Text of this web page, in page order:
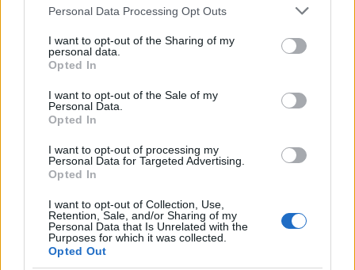
Please note that this website/app uses one or more Google
not limited to your visit or usage behaviour. You may click to
grant or deny consent to Google and its third-party tags to
use your data for below specified purposes in below Google
consent section.
Personal Data Processing Opt Outs
I want to opt-out of the Sharing of my
personal data.
Opted In
I want to opt-out of the Sale of my
Personal Data.
Opted In
I want to opt-out of processing my
Personal Data for Targeted Advertising.
Opted In
I want to opt-out of Collection, Use,
Retention, Sale, and/or Sharing of my
Personal Data that Is Unrelated with the
Purposes for which it was collected.
Opted Out
Continua a leggere
NEWS